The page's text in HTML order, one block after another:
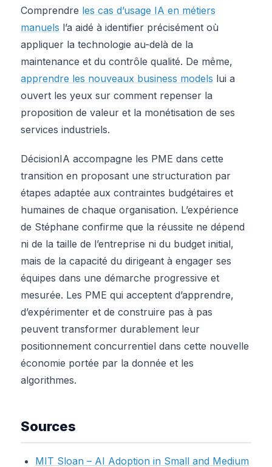
Comprendre les cas d’usage IA en métiers
manuels l’a aidé à identifier précisément où
appliquer la technologie au-delà de la
maintenance et du contrôle qualité. De même,
apprendre les nouveaux business models lui a
ouvert les yeux sur comment repenser la
proposition de valeur et la monétisation de ses
services industriels.
DécisionIA accompagne les PME dans cette
transition en proposant une structuration par
étapes adaptée aux contraintes budgétaires et
humaines de chaque organisation. L’expérience
de Stéphane confirme que la réussite ne dépend
ni de la taille de l’entreprise ni du budget initial,
mais de la capacité du dirigeant à engager ses
équipes dans une démarche progressive et
mesurée. Les PME qui acceptent d’apprendre,
d’expérimenter et de construire pas à pas
peuvent transformer durablement leur
positionnement concurrentiel dans cette nouvelle
économie portée par la donnée et les
algorithmes.
Sources
MIT Sloan – AI Adoption in Small and Medium